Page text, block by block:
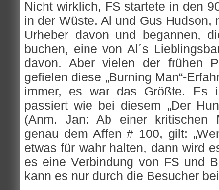
Nicht wirklich, FS startete in den
in der Wüste. Al und Gus Hudson,
Urheber davon und begannen,
buchen, eine von Al´s
davon. Aber vielen der frühen
gefielen diese „Burning Man“-
immer, es war das Größte. Es
passiert wie bei diesem „Der
(Anm. Jan: Ab einer kritischen
genau dem Affen # 100, gilt:
etwas für wahr halten, dann wird
es eine Verbindung von FS und
kann es nur durch die Besucher